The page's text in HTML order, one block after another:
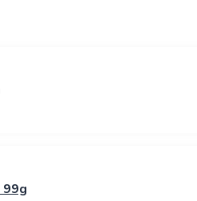
99g